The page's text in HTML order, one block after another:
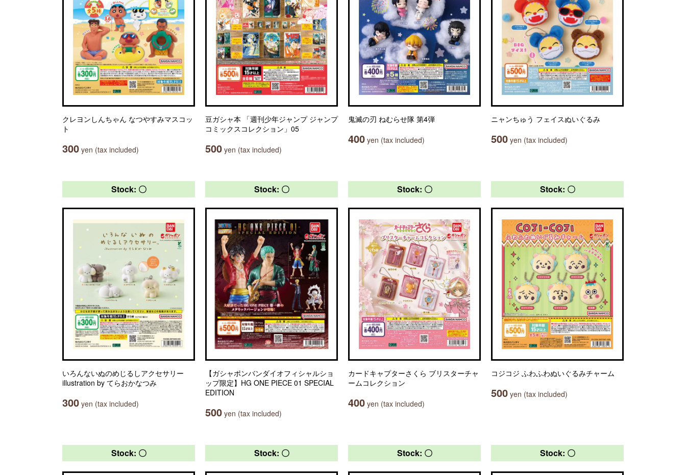
クレヨンしんちゃん なつやすみマスコッ
ト
300 yen (tax included)
豆ガシャ本 「週刊少年ジャンプ ジャンプ
コミックスコレクション」05
500 yen (tax included)
鬼滅の刃 ねむらせ隊 第4弾
400 yen (tax included)
ニャンちゅう フェイスぬいぐるみ
500 yen (tax included)
Stock: 〇
いろんないぬのめじるしアクセサリー
illustration by てらおかなつみ
300 yen (tax included)
Stock: 〇
【ガシャポンバンダイオフィシャルショ
ップ限定】HG ONE PIECE 01 SPECIAL
EDITION
500 yen (tax included)
Stock: 〇
カードキャプターさくら ブリスターチャ
ームコレクション
400 yen (tax included)
Stock: 〇
コジコジ ふわふわぬいぐるみチャーム
500 yen (tax included)
Stock: 〇 Stock: 〇 Stock: 〇 Stock: 〇